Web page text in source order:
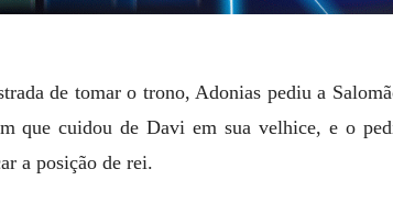
de tomar o trono, Adonias pediu a
que cuidou de Davi em sua velhice, e o
a posição de rei.